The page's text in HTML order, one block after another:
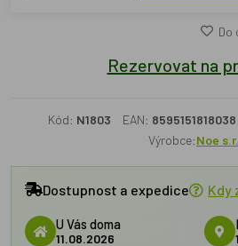
Do
Rezervovat na
Kód: N1803 EAN: 8595151818038
Výrobce:Noe
Dostupnost a expedice Kdy
U Vás doma
11.08.2026